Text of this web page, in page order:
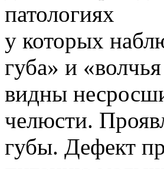
у которых
губа» и
видны
челюсти.
губы. Дефект